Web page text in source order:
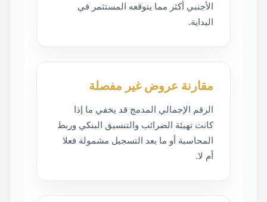
الأجنبي أكثر مما يتوقعه المستثمر في
البداية.
مقارنة عروض غير مفصلة
الرقم الإجمالي المدمج قد يخفي ما إذا
كانت تهيئة الضرائب والتنسيق البنكي وربط
المحاسبة أو ما بعد التسجيل مشمولة فعلا
أم لا.